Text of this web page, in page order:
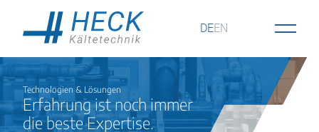
DEEN
Technologien & Lösungen
Erfahrung ist noch immer
die beste Expertise.